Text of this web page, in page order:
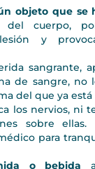
objeto que se
cuerpo,
y
sangrante,
de sangre, no
del que ya está
los nervios, ni
sobre ellas.
para
o bebida